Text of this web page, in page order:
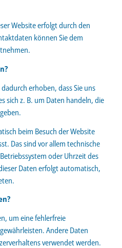
Website erfolgt durch den
können Sie dem
erhoben, dass Sie uns
sich z. B. um Daten handeln, die
beim Besuch der Website
Das sind vor allem technische
oder Uhrzeit des
Daten erfolgt automatisch,
um eine fehlerfreie
Andere Daten
verwendet werden.